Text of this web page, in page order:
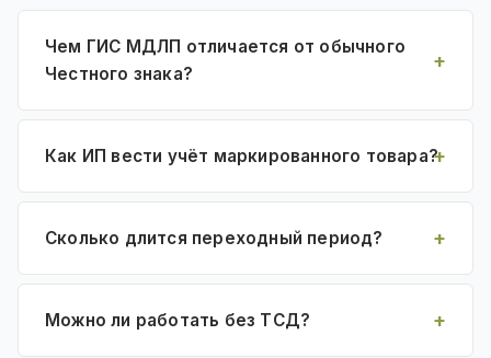
Чем ГИС МДЛП отличается от обычного
Честного знака?
Как ИП вести учёт маркированного товара?
Сколько длится переходный период?
Можно ли работать без ТСД?